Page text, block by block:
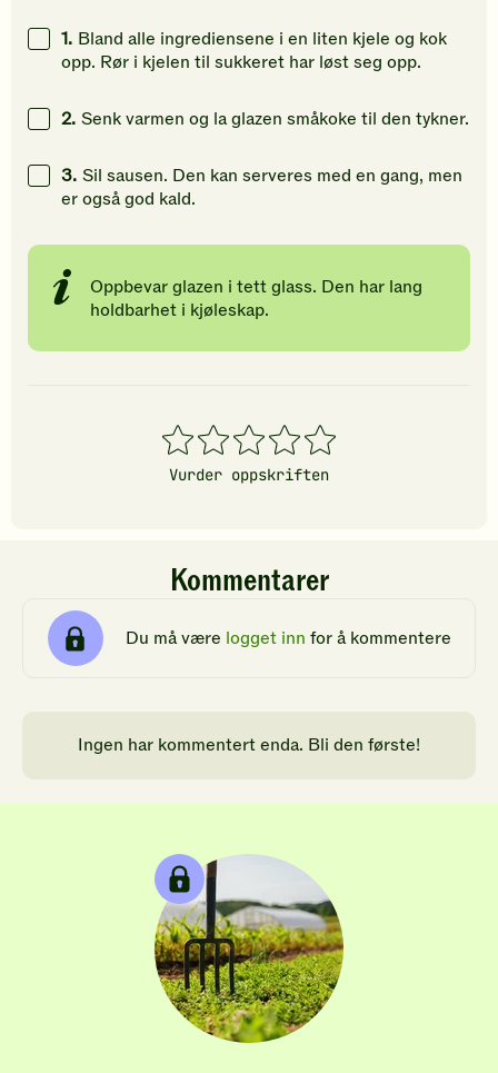
å
gi
gi
din
gi
1. Bland alle ingrediensene i en liten kjele og kok
opp. Rør i kjelen til sukkeret har løst seg opp.
2. Senk varmen og la glazen småkoke til den tykner.
3. Sil sausen. Den kan serveres med en gang, men
er også god kald.
Oppbevar glazen i tett glass. Den har lang
holdbarhet i kjøleskap.
1
stjerner
2
stjerner
3
stjerner
4
stjerner
5
stjerner
Vurder oppskriften
Kommentarer
Du må være logget inn for å kommentere
Ingen har kommentert enda. Bli den første!